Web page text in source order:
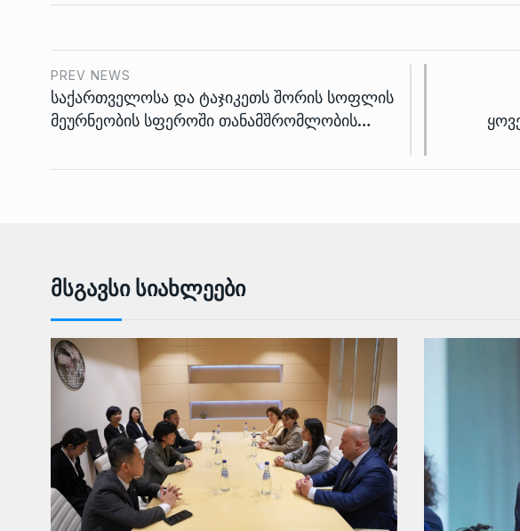
PREV NEWS
საქართველოსა და ტაჯიკეთს შორის სოფლის
მეურნეობის სფეროში თანამშრომლობის…
Მსგავსი Სიახლეები